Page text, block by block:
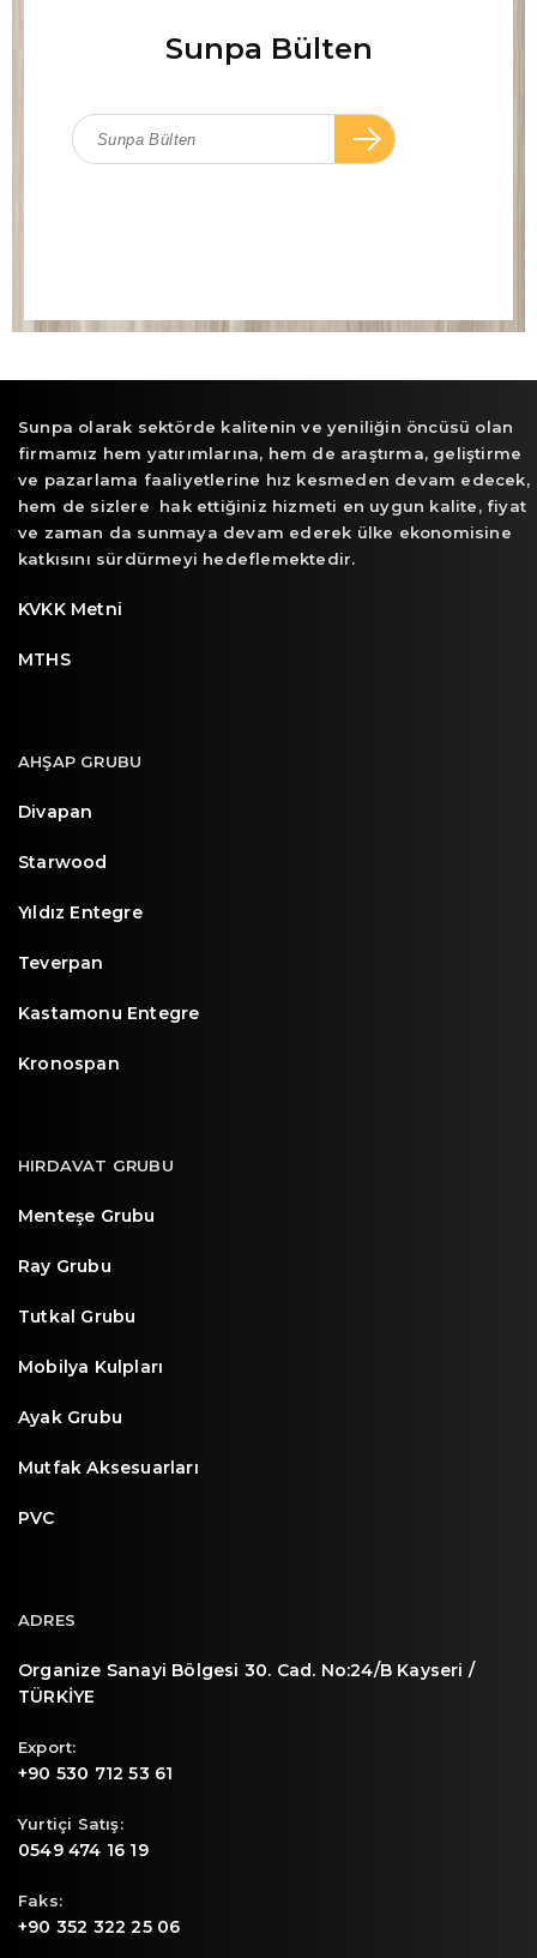
Sunpa Bülten
Sunpa olarak sektörde kalitenin ve yeniliğin öncüsü olan
firmamız hem yatırımlarına, hem de araştırma, geliştirme
ve pazarlama faaliyetlerine hız kesmeden devam edecek,
hem de sizlere hak ettiğiniz hizmeti en uygun kalite, fiyat
ve zaman da sunmaya devam ederek ülke ekonomisine
katkısını sürdürmeyi hedeflemektedir.
KVKK Metni
MTHS
AHŞAP GRUBU
Divapan
Starwood
Yıldız Entegre
Teverpan
Kastamonu Entegre
Kronospan
HIRDAVAT GRUBU
Menteşe Grubu
Ray Grubu
Tutkal Grubu
Mobilya Kulpları
Ayak Grubu
Mutfak Aksesuarları
PVC
ADRES
Organize Sanayi Bölgesi 30. Cad. No:24/B Kayseri /
TÜRKİYE
Export:
+90 530 712 53 61
Yurtiçi Satış:
0549 474 16 19
Faks:
+90 352 322 25 06